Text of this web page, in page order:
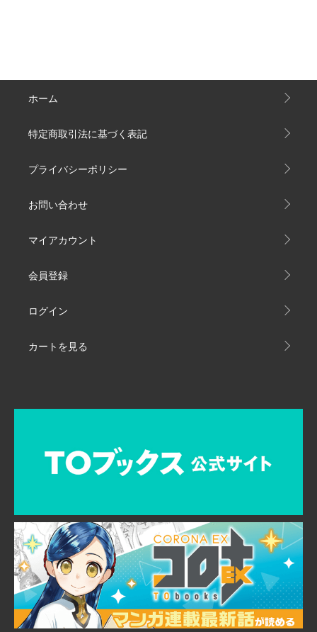
ホーム
特定商取引法に基づく表記
プライバシーポリシー
お問い合わせ
マイアカウント
会員登録
ログイン
カートを見る